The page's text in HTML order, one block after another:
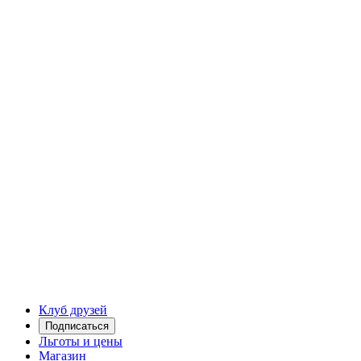
Клуб друзей
Подписаться
Льготы и цены
Магазин